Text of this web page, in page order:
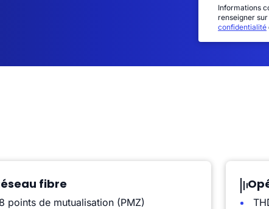
Informations
renseigner
confidentialité
fibre
8 points de mutualisation (PMZ)